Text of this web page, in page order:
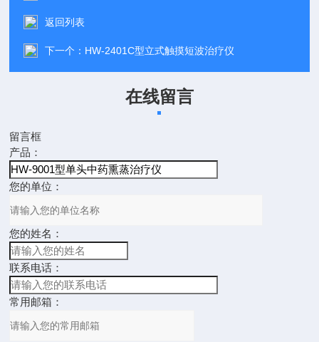
返回列表
下一个： HW-2401C型立式触摸短波治疗仪
在线留言
留言框
产品：
您的单位：
您的姓名：
联系电话：
常用邮箱：